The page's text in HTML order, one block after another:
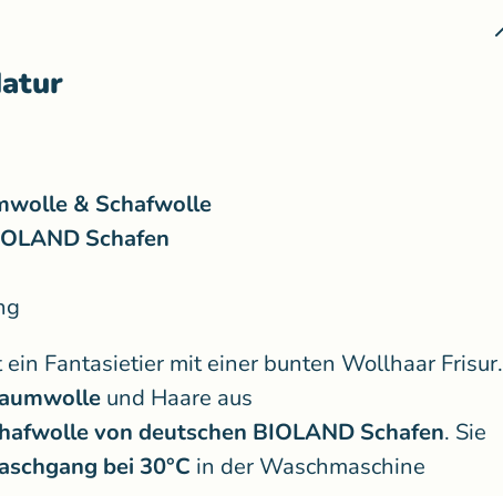
& Schafwolle
Schafen
ein Fantasietier mit einer bunten Wollhaar Frisur.
und Haare aus
von deutschen BIOLAND Schafen. Sie
bei 30°C in der Waschmaschine